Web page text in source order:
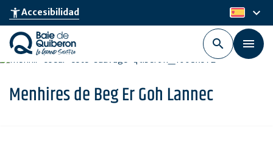
Skip
main
content
accessibility_newAccesibilidad es
keyboard_arrow_down
Menhires de Beg Er Goh Lannec